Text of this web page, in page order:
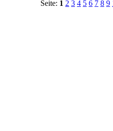
Seite: 1 2 3 4 5 6 7 8 9